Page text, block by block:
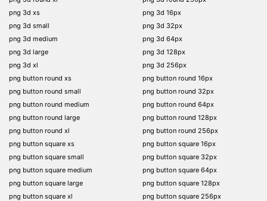
png 3d xs
png 3d small
png 3d medium
png 3d large
png 3d xl
png button round xs
png button round small
png button round medium
png button round large
png button round xl
png button square xs
png button square small
png button square medium
png button square large
png button square xl
png 3d 16px
png 3d 32px
png 3d 64px
png 3d 128px
png 3d 256px
png button round 16px
png button round 32px
png button round 64px
png button round 128px
png button round 256px
png button square 16px
png button square 32px
png button square 64px
png button square 128px
png button square 256px